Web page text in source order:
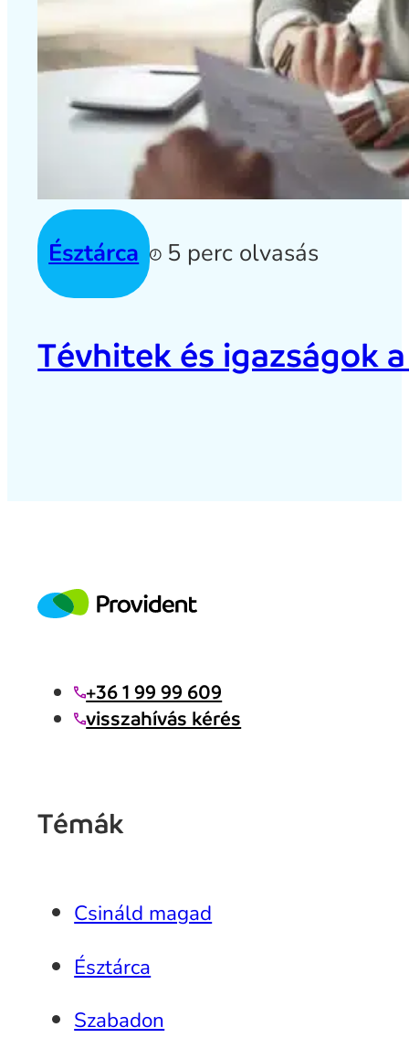
Észtárca 5 perc olvasás
Tévhitek és igazságok
+36 1 99 99 609
visszahívás kérés
Témák
Csináld magad
Észtárca
Szabadon